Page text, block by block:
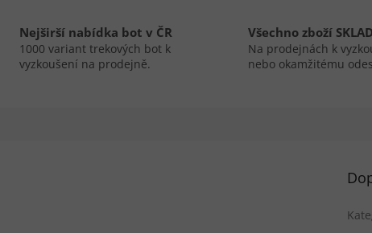
Nejširší nabídka bot v ČR
1000 variant trekových bot k
vyzkoušení na prodejně.
Všechno zboží
Na prodejnách k
nebo okamžitému